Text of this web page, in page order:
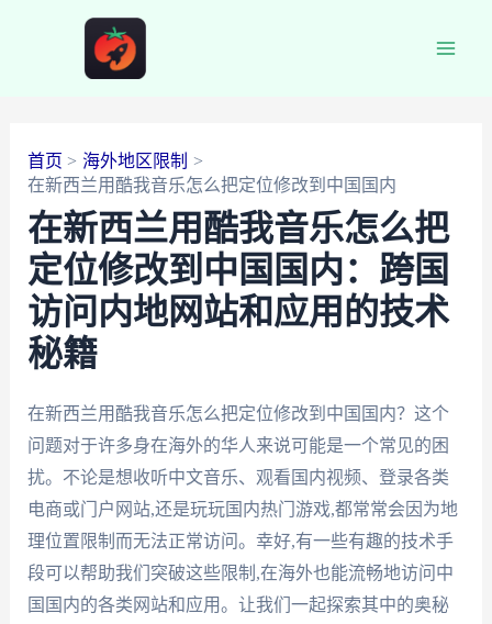
首页
海外地区限制
在新西兰用酷我音乐怎么把定位修改到中国国内
在新西兰用酷我音乐怎么把
定位修改到中国国内：跨国
访问内地网站和应用的技术
秘籍
在新西兰用酷我音乐怎么把定位修改到中国国内？这个
问题对于许多身在海外的华人来说可能是一个常见的困
扰。不论是想收听中文音乐、观看国内视频、登录各类
电商或门户网站,还是玩玩国内热门游戏,都常常会因为地
理位置限制而无法正常访问。幸好,有一些有趣的技术手
段可以帮助我们突破这些限制,在海外也能流畅地访问中
国国内的各类网站和应用。让我们一起探索其中的奥秘